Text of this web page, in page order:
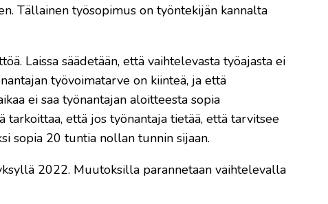
Tällainen työsopimus on työntekijän kannalta
Laissa säädetään, että vaihtelevasta työajasta ei
työvoimatarve on kiinteä, ja että
ei saa työnantajan aloitteesta sopia
että jos työnantaja tietää, että tarvitsee
sopia 20 tuntia nollan tunnin sijaan.
2022. Muutoksilla parannetaan vaihtelevalla